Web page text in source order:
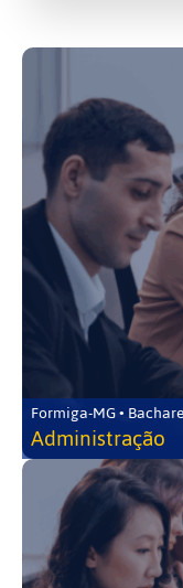
Formiga-MG •
Administração